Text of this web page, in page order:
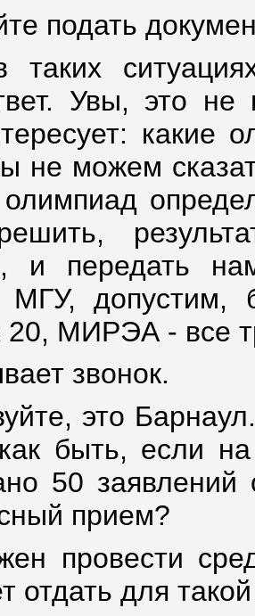
подать
таких
Увы, это не
какие
не можем
и передать
МГУ, допустим,
20, МИРЭА - все
звонок.
это
быть, если
50
прием?
провести
отдать для